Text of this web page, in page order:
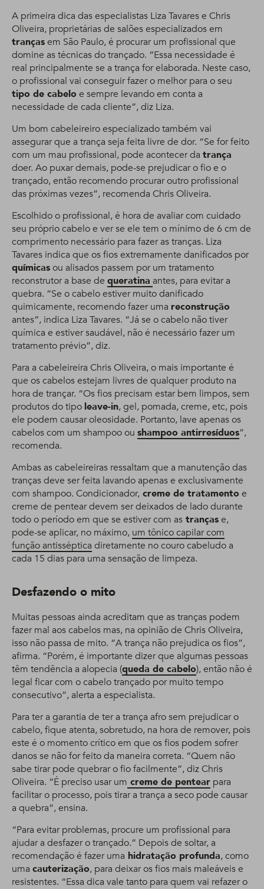
A primeira dica das especialistas Liza Tavares e Chris
Oliveira, proprietárias de salões especializados em
trançasem São Paulo, é procurar um profissional que
domine as técnicas do trançado. “Essa necessidade é
real principalmente se a trança for elaborada. Neste caso,
o profissional vai conseguir fazer o melhor para o seu
tipo de cabelo e sempre levando em conta a
necessidade de cada cliente”, diz Liza.
Um bom cabeleireiro especializado também vai
assegurar que a trança seja feita livre de dor. “Se for feito
com um mau profissional, pode acontecer da trança
doer. Ao puxar demais, pode-se prejudicar o fio e o
trançado, então recomendo procurar outro profissional
das próximas vezes”, recomenda Chris Oliveira.
Escolhido o profissional, é hora de avaliar com cuidado
seu próprio cabelo e ver se ele tem o mínimo de 6 cm de
comprimento necessário para fazer as tranças. Liza
Tavares indica que os fios extremamente danificados por
químicasou alisados passem por um tratamento
reconstrutor a base de queratina antes, para evitar a
quebra. “Se o cabelo estiver muito danificado
quimicamente, recomendo fazer uma reconstrução
antes”, indica Liza Tavares. “Já se o cabelo não tiver
química e estiver saudável, não é necessário fazer um
tratamento prévio”, diz.
Para a cabeleireira Chris Oliveira, o mais importante é
que os cabelos estejam livres de qualquer produto na
hora de trançar. “Os fios precisam estar bem limpos, sem
produtos do tipo leave-in, gel, pomada, creme, etc, pois
ele podem causar oleosidade. Portanto, lave apenas os
cabelos com um shampoo ou shampoo antirresíduos”,
recomenda.
Ambas as cabeleireiras ressaltam que a manutenção das
tranças deve ser feita lavando apenas e exclusivamente
com shampoo. Condicionador, creme de tratamento e
creme de pentear devem ser deixados de lado durante
todo o período em que se estiver com as trançase,
pode-se aplicar, no máximo, um tônico capilar com
função antisséptica diretamente no couro cabeludo a
cada 15 dias para uma sensação de limpeza.
Desfazendo o mito
Muitas pessoas ainda acreditam que as tranças podem
fazer mal aos cabelos mas, na opinião de Chris Oliveira,
isso não passa de mito. “A trança não prejudica os fios”,
afirma. “Porém, é importante dizer que algumas pessoas
têm tendência a alopecia (queda de cabelo), então não é
legal ficar com o cabelo trançado por muito tempo
consecutivo”, alerta a especialista.
Para ter a garantia de ter a trança afro sem prejudicar o
cabelo, fique atenta, sobretudo, na hora de remover, pois
este é o momento crítico em que os fios podem sofrer
danos se não for feito da maneira correta. “Quem não
sabe tirar pode quebrar o fio facilmente”, diz Chris
Oliveira. “É preciso usar um creme de pentear para
facilitar o processo, pois tirar a trança a seco pode causar
a quebra”, ensina.
“Para evitar problemas, procure um profissional para
ajudar a desfazer o trançado.” Depois de soltar, a
recomendação é fazer uma hidratação profunda, como
uma cauterização, para deixar os fios mais maleáveis e
resistentes. “Essa dica vale tanto para quem vai refazer o